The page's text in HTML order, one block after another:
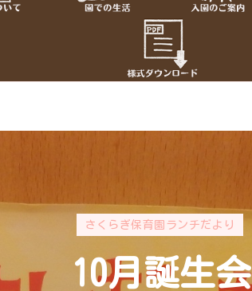
さくらぎ保育園ランチだより
10月誕生会